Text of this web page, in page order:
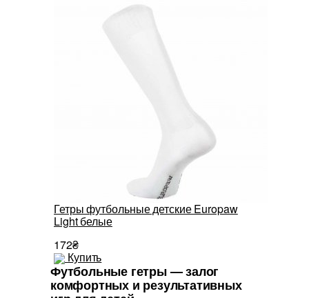
Гетры футбольные детские Europaw
Light белые
172₴
Купить
Футбольные гетры — залог
комфортных и результативных